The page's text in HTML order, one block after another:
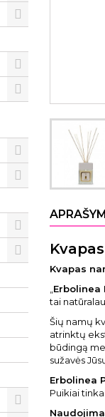
Kvapas
Erbolinea
tai
Šių namų
atrinktų
būdingą
sužavės
Erbolinea
Puikiai